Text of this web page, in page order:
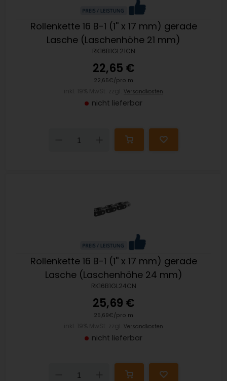
Rollenkette 16 B-1 (1'' x 17 mm) gerade
Lasche (Laschenhöhe 21 mm)
RK16B1GL21CN
22,65 €
22,65€/pro m
Versandkosten
nicht lieferbar
Down
Rollenkette 16 B-1 (1'' x 17 mm) gerade
Lasche (Laschenhöhe 24 mm)
RK16B1GL24CN
25,69 €
25,69€/pro m
Versandkosten
nicht lieferbar
Down